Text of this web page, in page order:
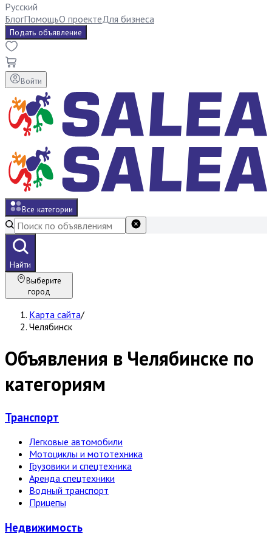
Русский
БлогПомощьО проектеДля бизнеса
Подать объявление
Войти
Все категории
Найти
Выберите
город
Карта сайта/
Челябинск
Объявления в Челябинске по
категориям
Транспорт
Легковые автомобили
Мотоциклы и мототехника
Грузовики и спецтехника
Аренда спецтехники
Водный транспорт
Прицепы
Недвижи­мость